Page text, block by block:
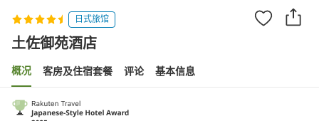
日式旅馆
土佐御苑酒店
概况 客房及住宿套餐 评论 基本信息